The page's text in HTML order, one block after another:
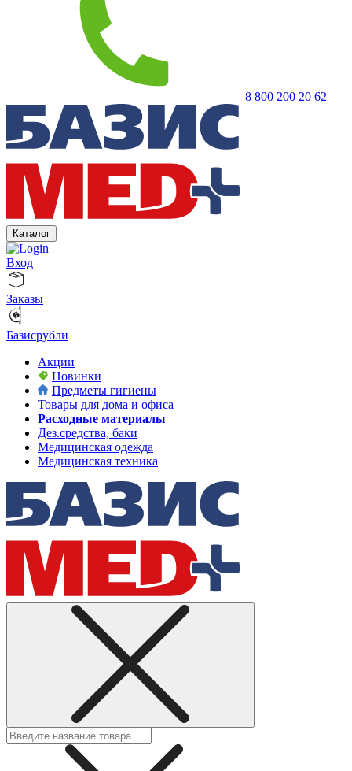
8 800 200 20 62
Каталог
Вход
Заказы
Базисрубли
Акции
Новинки
Предметы гигиены
Товары для дома и офиса
Расходные материалы
Дез.средства, баки
Медицинская одежда
Медицинская техника